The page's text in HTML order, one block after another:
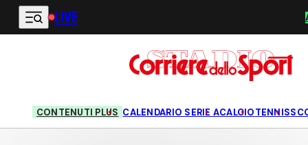
Vai al contenuto principale
LIVE
CONTENUTI PLUS CALENDARIO SERIE ACALCIOTENNIS